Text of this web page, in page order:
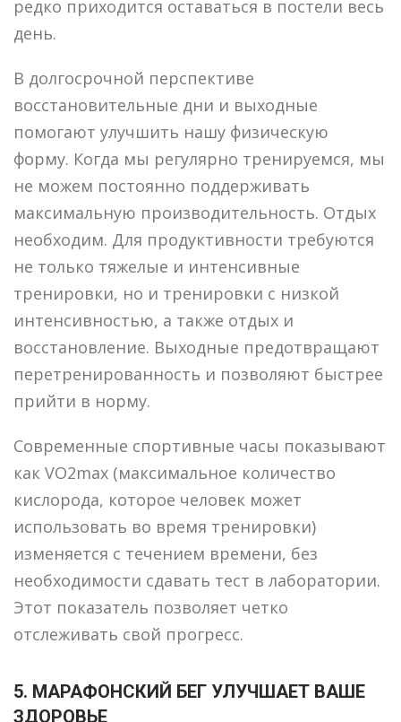
редко приходится оставаться в постели весь
день.
В долгосрочной перспективе
восстановительные дни и выходные
помогают улучшить нашу физическую
форму. Когда мы регулярно тренируемся, мы
не можем постоянно поддерживать
максимальную производительность. Отдых
необходим. Для продуктивности требуются
не только тяжелые и интенсивные
тренировки, но и тренировки с низкой
интенсивностью, а также отдых и
восстановление. Выходные предотвращают
перетренированность и позволяют быстрее
прийти в норму.
Современные спортивные часы показывают
как VO2max (максимальное количество
кислорода, которое человек может
использовать во время тренировки)
изменяется с течением времени, без
необходимости сдавать тест в лаборатории.
Этот показатель позволяет четко
отслеживать свой прогресс.
5. МАРАФОНСКИЙ БЕГ УЛУЧШАЕТ ВАШЕ
ЗДОРОВЬЕ